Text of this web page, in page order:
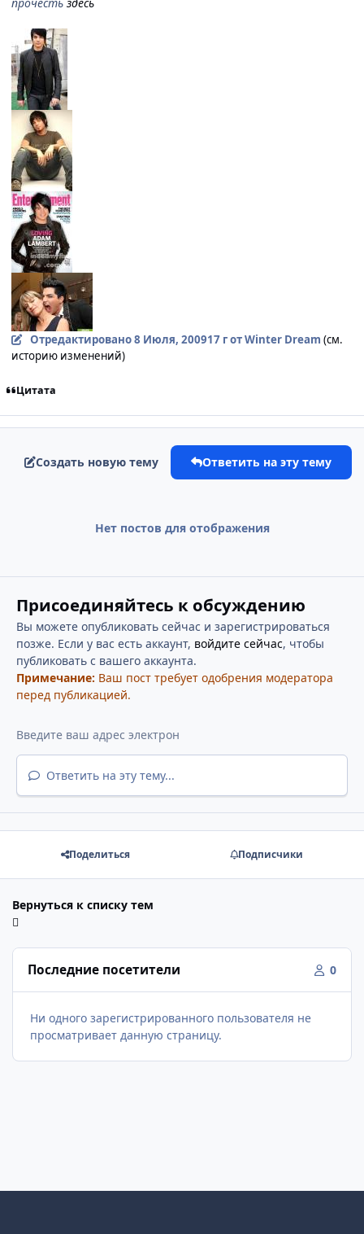
Отредактировано8 Июля, 200917 гот Winter Dream (см.
историю изменений)
Цитата
Создать новую тему Ответить на эту тему
Нет постов для отображения
Присоединяйтесь к обсуждению
Вы можете опубликовать сейчас и зарегистрироваться
позже. Если у вас есть аккаунт, войдите сейчас, чтобы
публиковать с вашего аккаунта.
Примечание: Ваш пост требует одобрения модератора
перед публикацией.
Ответить на эту тему...
Поделиться Подписчики
Вернуться к списку тем
Последние посетители 0
Ни одного зарегистрированного пользователя не
просматривает данную страницу.